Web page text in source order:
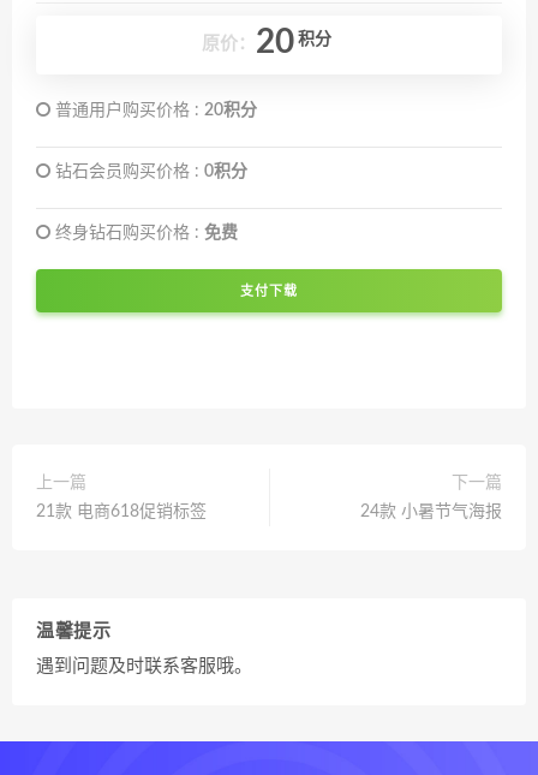
原价： 20 积分
普通用户购买价格 : 20积分
钻石会员购买价格 : 0积分
终身钻石购买价格 : 免费
支付下载
上一篇
21款 电商618促销标签
下一篇
24款 小暑节气海报
温馨提示
遇到问题及时联系客服哦。